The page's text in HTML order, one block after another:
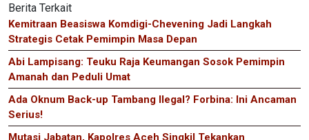
Berita Terkait
Kemitraan Beasiswa Komdigi-Chevening Jadi Langkah
Strategis Cetak Pemimpin Masa Depan
Abi Lampisang: Teuku Raja Keumangan Sosok Pemimpin
Amanah dan Peduli Umat
Ada Oknum Back-up Tambang Ilegal? Forbina: Ini Ancaman
Serius!
Mutasi Jabatan, Kapolres Aceh Singkil Tekankan